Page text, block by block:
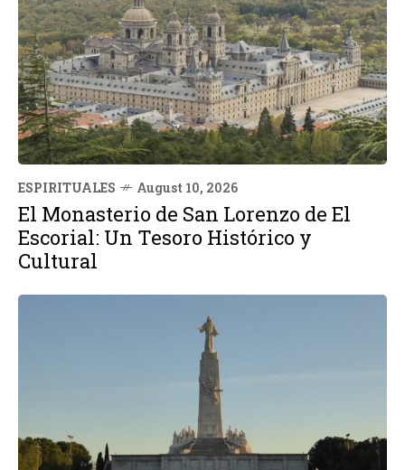
ESPIRITUALES August 10, 2026
El Monasterio de San Lorenzo de El
Escorial: Un Tesoro Histórico y
Cultural